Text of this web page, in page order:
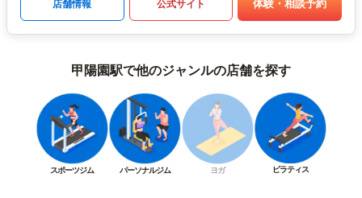
店舗情報 公式サイト 体験・相談予約
甲陽園駅で他のジャンルの店舗を探す
スポーツジム パーソナルジム ヨガ ピラティス